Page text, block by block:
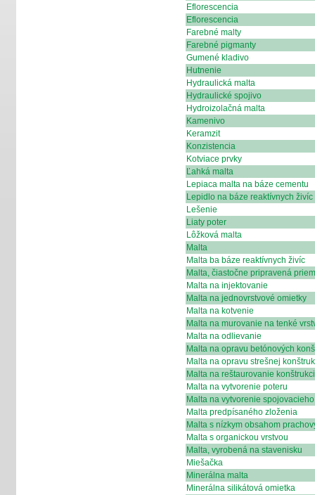
Eflorescencia
Eflorescencia
Farebné malty
Farebné pigmanty
Gumené kladivo
Hutnenie
Hydraulická malta
Hydraulické spojivo
Hydroizolačná malta
Kamenivo
Keramzit
Konzistencia
Kotviace prvky
Ľahká malta
Lepiaca malta na báze cementu
Lepidlo na báze reaktívnych živíc
Lešenie
Liaty poter
Lôžková malta
Malta
Malta ba báze reaktívnych živíc
Malta, čiastočne pripravená
Malta na injektovanie
Malta na jednovrstvové omietky
Malta na kotvenie
Malta na murovanie na tenké
Malta na odlievanie
Malta na opravu betónových
Malta na opravu strešnej
Malta na reštaurovanie
Malta na vytvorenie poteru
Malta na vytvorenie
Malta predpísaného zloženia
Malta s nízkym obsahom
Malta s organickou vrstvou
Malta, vyrobená na stavenisku
Miešačka
Minerálna malta
Minerálna silikátová omietka